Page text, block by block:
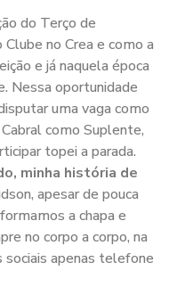
do Terço de
no Crea e como a
e já naquela época
Nessa oportunidade
uma vaga como
como Suplente,
topei a parada.
minha história de
apesar de pouca
a chapa e
no corpo a corpo, na
sociais apenas telefone